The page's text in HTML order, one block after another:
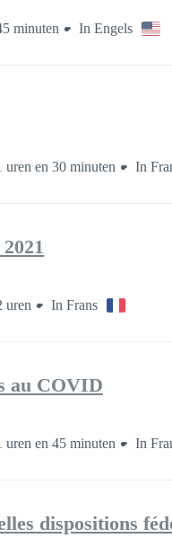
minuten In Engels
uren en 30 minuten In
uren In Frans
au COVID
uren en 45 minuten In
dispositions